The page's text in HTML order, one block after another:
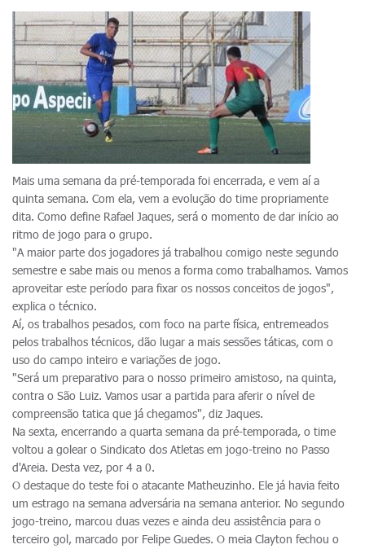
Mais uma semana da pré-temporada foi encerrada, e vem aí a
quinta semana. Com ela, vem a evolução do time propriamente
dita. Como define Rafael Jaques, será o momento de dar início ao
ritmo de jogo para o grupo.
"A maior parte dos jogadores já trabalhou comigo neste segundo
semestre e sabe mais ou menos a forma como trabalhamos. Vamos
aproveitar este período para fixar os nossos conceitos de jogos",
explica o técnico.
Aí, os trabalhos pesados, com foco na parte física, entremeados
pelos trabalhos técnicos, dão lugar a mais sessões táticas, com o
uso do campo inteiro e variações de jogo.
"Será um preparativo para o nosso primeiro amistoso, na quinta,
contra o São Luiz. Vamos usar a partida para aferir o nível de
compreensão tatica que já chegamos", diz Jaques.
Na sexta, encerrando a quarta semana da pré-temporada, o time
voltou a golear o Sindicato dos Atletas em jogo-treino no Passo
d'Areia. Desta vez, por 4 a 0.
O destaque do teste foi o atacante Matheuzinho. Ele já havia feito
um estrago na semana adversária na semana anterior. No segundo
jogo-treino, marcou duas vezes e ainda deu assistência para o
terceiro gol, marcado por Felipe Guedes. O meia Clayton fechou o